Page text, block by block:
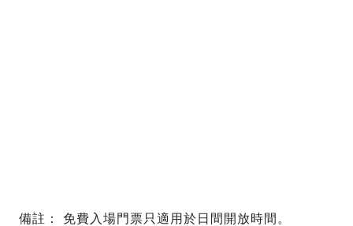
備註： 免費入場門票只適用於日間開放時間。